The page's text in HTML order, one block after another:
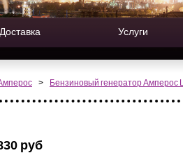
Доставка Услуги
> Бензиновый генератор Амперос
руб